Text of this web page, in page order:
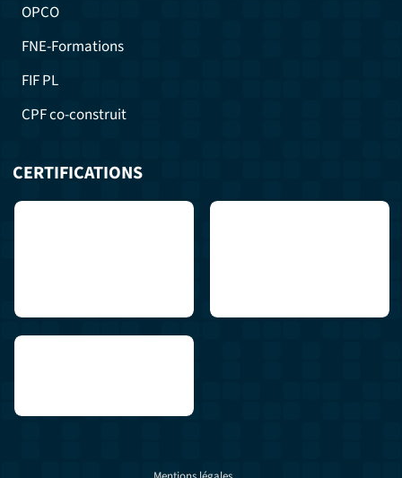
CERTIFICATIONS
OPCO
FNE-Formations
FIF PL
CPF co-construit